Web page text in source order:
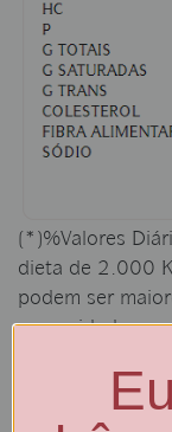
(*)%Valores
dieta de 2.000
podem ser
necessidades
Sequilho